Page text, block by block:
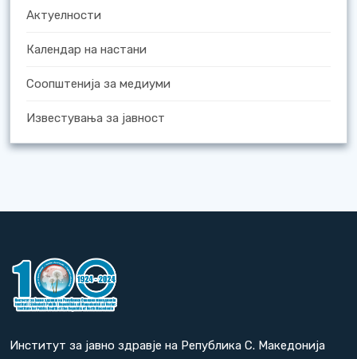
Актуелности
Календар на настани
Соопштенија за медиуми
Известувања за јавност
Институт за јавно здравје на Република С. Македонија